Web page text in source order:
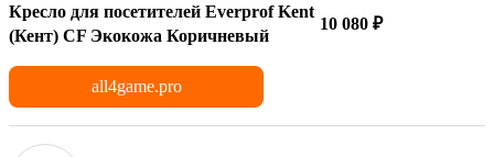
Кресло для посетителей Everprof Kent
(Кент) CF Экокожа Коричневый
10 080 ₽
all4game.pro